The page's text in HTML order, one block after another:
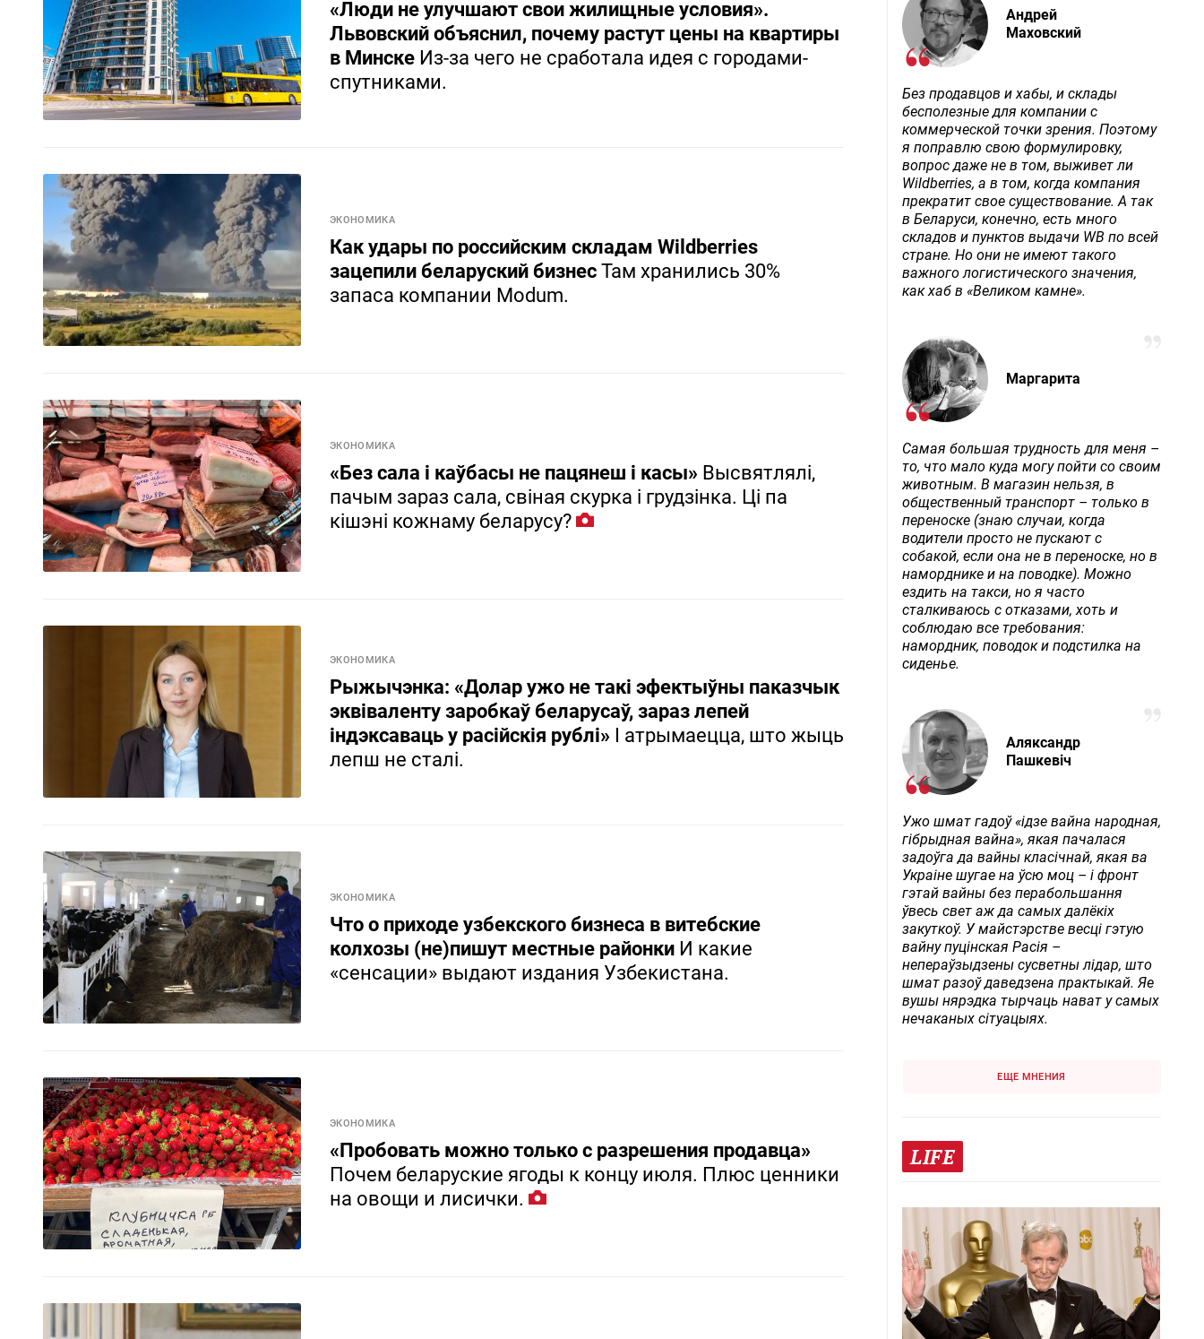
«Люди не улучшают свои жилищные условия».
Львовский объяснил, почему растут цены на квартиры
в Минске Из-за чего не сработала идея с городами-
спутниками.
ЭКОНОМИКА
Как удары по российским складам Wildberries
зацепили беларуский бизнес Там хранились 30%
запаса компании Modum.
ЭКОНОМИКА
«Без сала і каўбасы не пацянеш і касы» Высвятлялі,
пачым зараз сала, свіная скурка і грудзінка. Ці па
кішэні кожнаму беларусу?
ЭКОНОМИКА
Рыжычэнка: «Долар ужо не такі эфектыўны паказчык
эквіваленту заробкаў беларусаў, зараз лепей
індэксаваць у расійскія рублі» І атрымаецца, што жыць
лепш не сталі.
ЭКОНОМИКА
Что о приходе узбекского бизнеса в витебские
колхозы (не)пишут местные районки И какие
«сенсации» выдают издания Узбекистана.
ЭКОНОМИКА
«Пробовать можно только с разрешения продавца»
Почем беларуские ягоды к концу июля. Плюс ценники
на овощи и лисички.
Андрей
Маховский
Без продавцов и хабы, и склады
бесполезные для компании с
коммерческой точки зрения. Поэтому
я поправлю свою формулировку,
вопрос даже не в том, выживет ли
Wildberries, а в том, когда компания
прекратит свое существование. А так
в Беларуси, конечно, есть много
складов и пунктов выдачи WB по всей
стране. Но они не имеют такого
важного логистического значения,
как хаб в «Великом камне».
Маргарита
Самая большая трудность для меня –
то, что мало куда могу пойти со своим
животным. В магазин нельзя, в
общественный транспорт – только в
переноске (знаю случаи, когда
водители просто не пускают с
собакой, если она не в переноске, но в
наморднике и на поводке). Можно
ездить на такси, но я часто
сталкиваюсь с отказами, хоть и
соблюдаю все требования:
намордник, поводок и подстилка на
сиденье.
Аляксандр
Пашкевіч
Ужо шмат гадоў «ідзе вайна народная,
гібрыдная вайна», якая пачалася
задоўга да вайны класічнай, якая ва
Украіне шугае на ўсю моц – і фронт
гэтай вайны без перабольшання
ўвесь свет аж да самых далёкіх
закуткоў. У майстэрстве весці гэтую
вайну пуцінская Расія –
непераўзыдзены сусветны лідар, што
шмат разоў даведзена практыкай. Яе
вушы нярэдка тырчаць нават у самых
нечаканых сітуацыях.
ЕЩЕ МНЕНИЯ
LIFE